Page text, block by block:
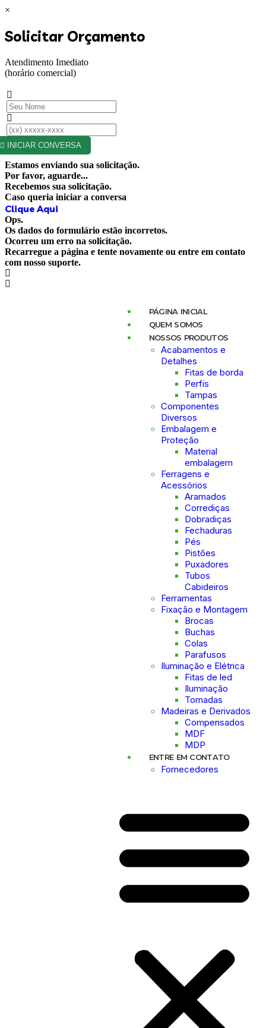
×
Solicitar Orçamento
Atendimento Imediato
(horário comercial)
INICIAR CONVERSA
Estamos enviando sua solicitação.
Por favor, aguarde...
Recebemos sua solicitação.
Caso queria iniciar a conversa
Clique Aqui
Ops.
Os dados do formulário estão incorretos.
Ocorreu um erro na solicitação.
Recarregue a página e tente novamente ou entre em contato
com nosso suporte.
PÁGINA INICIAL
QUEM SOMOS
NOSSOS PRODUTOS
Acabamentos e
Detalhes
Fitas de borda
Perfis
Tampas
Componentes
Diversos
Embalagem e
Proteção
Material
embalagem
Ferragens e
Acessórios
Aramados
Corrediças
Dobradiças
Fechaduras
Pés
Pistões
Puxadores
Tubos
Cabideiros
Ferramentas
Fixação e Montagem
Brocas
Buchas
Colas
Parafusos
Iluminação e Elétrica
Fitas de led
Iluminação
Tomadas
Madeiras e Derivados
Compensados
MDF
MDP
ENTRE EM CONTATO
Fornecedores